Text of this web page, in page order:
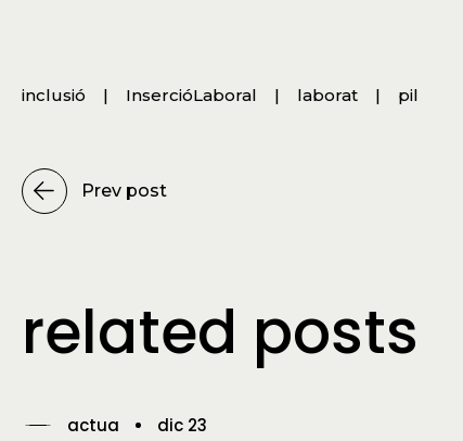
inclusió InsercióLaboral laborat pil
Prev post
related posts
actua dic 23